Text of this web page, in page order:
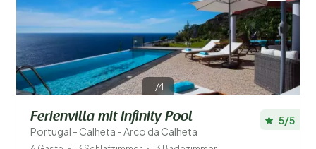
1/4
Ferienvilla mit Infinity Pool
Portugal - Calheta - Arco da Calheta
5/5